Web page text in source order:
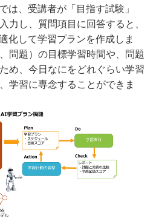
は、受講者が「目指す試験」
力し、質問項目に回答すると、
化して学習プランを作成しま
問題）の目標学習時間や、問題
め、今日なにをどれぐらい学習
学習に専念することができま